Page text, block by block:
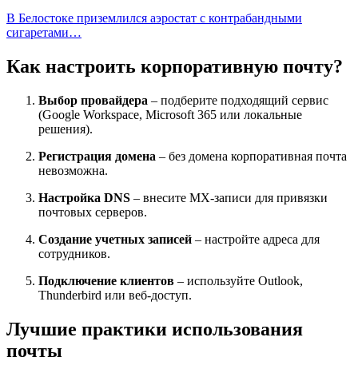
В Белостоке приземлился аэростат с контрабандными
сигаретами…
Как настроить корпоративную почту?
Выбор провайдера – подберите подходящий сервис
(Google Workspace, Microsoft 365 или локальные
решения).
Регистрация домена – без домена корпоративная почта
невозможна.
Настройка DNS – внесите MX-записи для привязки
почтовых серверов.
Создание учетных записей – настройте адреса для
сотрудников.
Подключение клиентов – используйте Outlook,
Thunderbird или веб-доступ.
Лучшие практики использования
почты